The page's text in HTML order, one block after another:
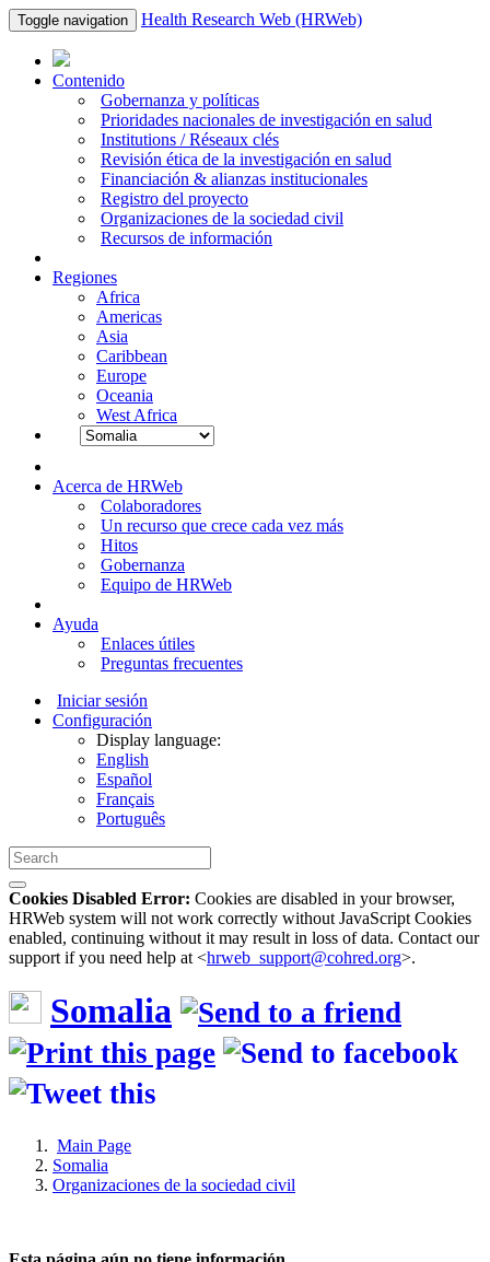
Toggle navigation Health Research Web (HRWeb)
Contenido
Gobernanza y políticas
Prioridades nacionales de investigación en salud
Institutions / Réseaux clés
Revisión ética de la investigación en salud
Financiación & alianzas institucionales
Registro del proyecto
Organizaciones de la sociedad civil
Recursos de información
Regiones
Africa
Americas
Asia
Caribbean
Europe
Oceania
West Africa
Acerca de HRWeb
Colaboradores
Un recurso que crece cada vez más
Hitos
Gobernanza
Equipo de HRWeb
Ayuda
Enlaces útiles
Preguntas frecuentes
Iniciar sesión
Configuración
Display language:
English
Español
Français
Português
Cookies Disabled Error: Cookies are disabled in your browser,
HRWeb system will not work correctly without JavaScript Cookies
enabled, continuing without it may result in loss of data. Contact our
support if you need help at <hrweb_support@cohred.org>.
Somalia
Main Page
Somalia
Organizaciones de la sociedad civil